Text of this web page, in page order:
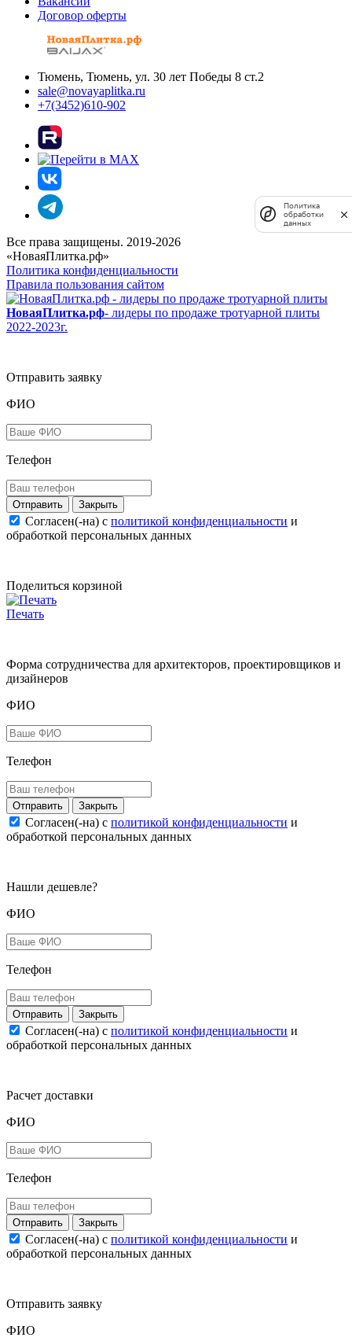
Договор оферты
Тюмень, Тюмень, ул. 30 лет Победы 8 ст.2
sale@novayaplitka.ru
+7(3452)610-902
Все права защищены. 2019-2026
«НоваяПлитка.рф»
Политика конфиденциальности
Правила пользования сайтом
НоваяПлитка.рф- лидеры по продаже тротуарной плиты
2022-2023г.
Отправить заявку
ФИО
Телефон
Закрыть
Согласен(-на) c политикой конфиденциальности и
обработкой персональных данных
Поделиться корзиной
Печать
Форма сотрудничества для архитекторов, проектировщиков и
дизайнеров
ФИО
Телефон
Закрыть
Согласен(-на) c политикой конфиденциальности и
обработкой персональных данных
Нашли дешевле?
ФИО
Телефон
Закрыть
Согласен(-на) c политикой конфиденциальности и
обработкой персональных данных
Расчет доставки
ФИО
Телефон
Закрыть
Согласен(-на) c политикой конфиденциальности и
обработкой персональных данных
Отправить заявку
ФИО
Политика
обработки
данных